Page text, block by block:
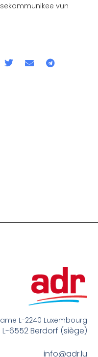
vun
L-2240 Luxembourg
L-6552 Berdorf (siège)
info@adr.lu